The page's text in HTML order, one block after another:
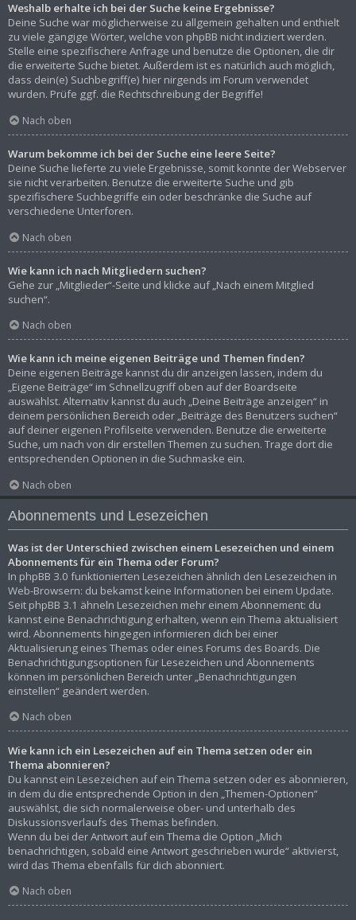
Weshalb erhalte ich bei der Suche keine Ergebnisse?
Deine Suche war möglicherweise zu allgemein gehalten und enthielt
zu viele gängige Wörter, welche von phpBB nicht indiziert werden.
Stelle eine spezifischere Anfrage und benutze die Optionen, die dir
die erweiterte Suche bietet. Außerdem ist es natürlich auch möglich,
dass dein(e) Suchbegriff(e) hier nirgends im Forum verwendet
wurden. Prüfe ggf. die Rechtschreibung der Begriffe!
Nach oben
Warum bekomme ich bei der Suche eine leere Seite?
Deine Suche lieferte zu viele Ergebnisse, somit konnte der Webserver
sie nicht verarbeiten. Benutze die erweiterte Suche und gib
spezifischere Suchbegriffe ein oder beschränke die Suche auf
verschiedene Unterforen.
Nach oben
Wie kann ich nach Mitgliedern suchen?
Gehe zur „Mitglieder“-Seite und klicke auf „Nach einem Mitglied
suchen“.
Nach oben
Wie kann ich meine eigenen Beiträge und Themen finden?
Deine eigenen Beiträge kannst du dir anzeigen lassen, indem du
„Eigene Beiträge“ im Schnellzugriff oben auf der Boardseite
auswählst. Alternativ kannst du auch „Deine Beiträge anzeigen“ in
deinem persönlichen Bereich oder „Beiträge des Benutzers suchen“
auf deiner eigenen Profilseite verwenden. Benutze die erweiterte
Suche, um nach von dir erstellen Themen zu suchen. Trage dort die
entsprechenden Optionen in die Suchmaske ein.
Nach oben
Abonnements und Lesezeichen
Was ist der Unterschied zwischen einem Lesezeichen und einem
Abonnements für ein Thema oder Forum?
In phpBB 3.0 funktionierten Lesezeichen ähnlich den Lesezeichen in
Web-Browsern: du bekamst keine Informationen bei einem Update.
Seit phpBB 3.1 ähneln Lesezeichen mehr einem Abonnement: du
kannst eine Benachrichtigung erhalten, wenn ein Thema aktualisiert
wird. Abonnements hingegen informieren dich bei einer
Aktualisierung eines Themas oder eines Forums des Boards. Die
Benachrichtigungsoptionen für Lesezeichen und Abonnements
können im persönlichen Bereich unter „Benachrichtigungen
einstellen“ geändert werden.
Nach oben
Wie kann ich ein Lesezeichen auf ein Thema setzen oder ein
Thema abonnieren?
Du kannst ein Lesezeichen auf ein Thema setzen oder es abonnieren,
in dem du die entsprechende Option in den „Themen-Optionen“
auswählst, die sich normalerweise ober- und unterhalb des
Diskussionsverlaufs des Themas befinden.
Wenn du bei der Antwort auf ein Thema die Option „Mich
benachrichtigen, sobald eine Antwort geschrieben wurde“ aktivierst,
wird das Thema ebenfalls für dich abonniert.
Nach oben